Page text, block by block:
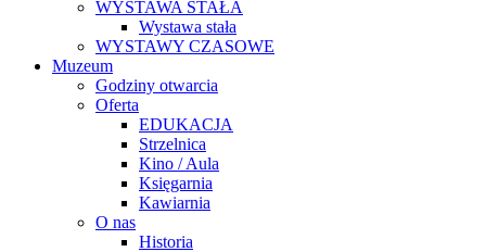
WYSTAWA STAŁA
Wystawa stała
WYSTAWY CZASOWE
Muzeum
Godziny otwarcia
Oferta
EDUKACJA
Strzelnica
Kino / Aula
Księgarnia
Kawiarnia
O nas
Historia